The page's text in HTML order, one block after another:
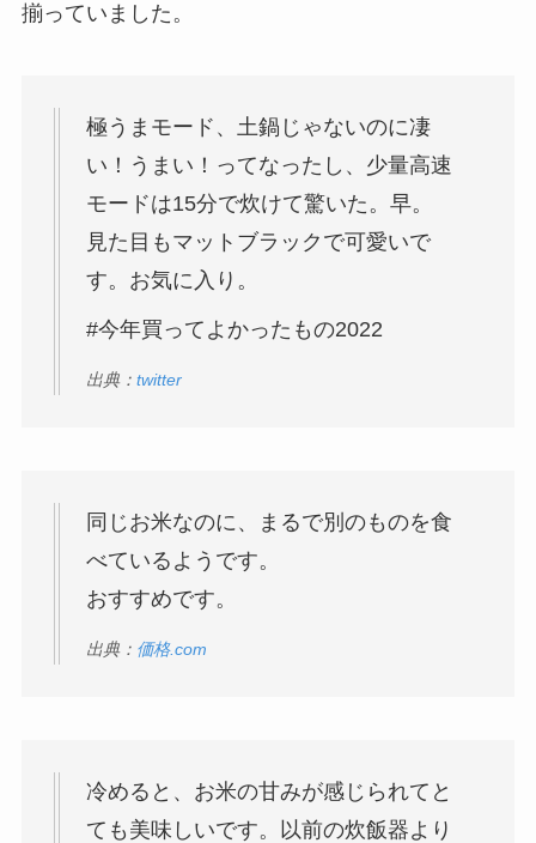
揃っていました。
極うまモード、土鍋じゃないのに凄
い！うまい！ってなったし、少量高速
モードは15分で炊けて驚いた。早。
見た目もマットブラックで可愛いで
す。お気に入り。
#今年買ってよかったもの2022
出典： twitter
同じお米なのに、まるで別のものを食
べているようです。
おすすめです。
出典： 価格.com
冷めると、お米の甘みが感じられてと
ても美味しいです。以前の炊飯器より